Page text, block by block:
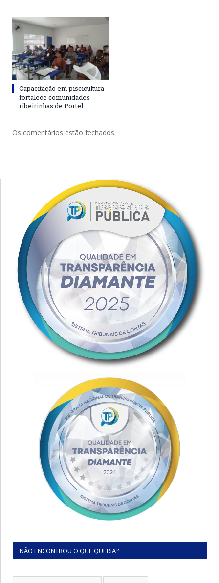
Capacitação em piscicultura
fortalece comunidades
ribeirinhas de Portel
Os comentários estão fechados.
NÃO ENCONTROU O QUE QUERIA?